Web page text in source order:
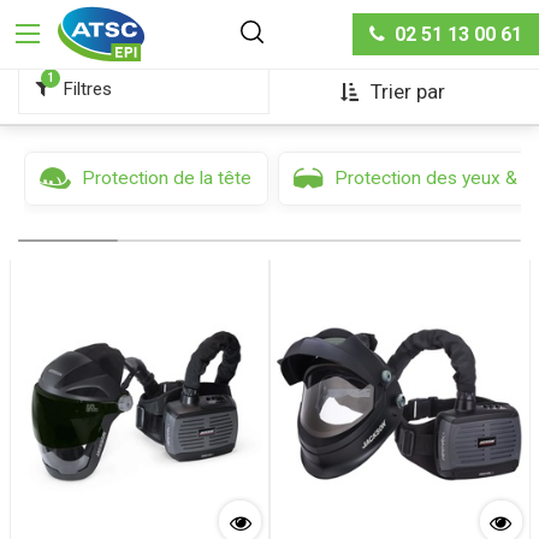
02 51 13 00 61
Protection respiratoire
1
Filtres Trier par
Protection de la tête Protection des yeux &